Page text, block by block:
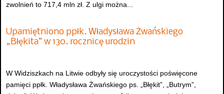
zwolnień to 717,4 mln zł. Z ulgi można...
Upamiętniono ppłk. Władysława Żwańskiego
„Błękita” w 130. rocznicę urodzin
W Widziszkach na Litwie odbyły się uroczystości poświęcone
pamięci ppłk. Władysława Żwańskiego ps. „Błękit”, „Butrym”,